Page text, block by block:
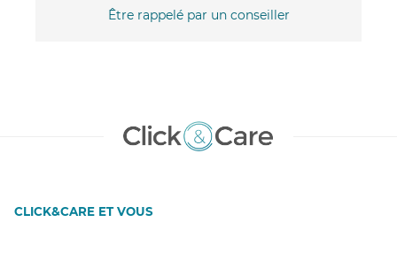
Être rappelé par un conseiller
CLICK&CARE ET VOUS